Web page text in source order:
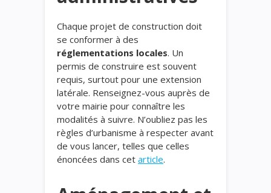
Chaque projet de construction doit
se conformer à des
réglementations locales. Un
permis de construire est souvent
requis, surtout pour une extension
latérale. Renseignez-vous auprès de
votre mairie pour connaître les
modalités à suivre. N’oubliez pas les
règles d’urbanisme à respecter avant
de vous lancer, telles que celles
énoncées dans cet article.